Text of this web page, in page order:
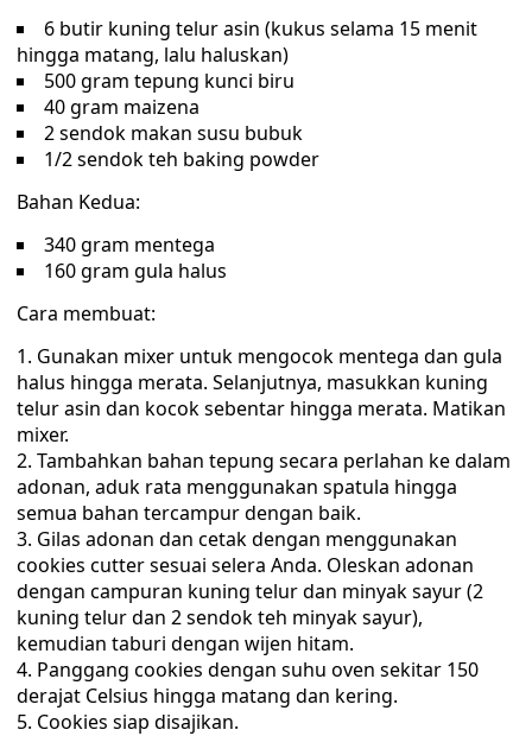
6 butir kuning telur asin (kukus selama 15 menit
hingga matang, lalu haluskan)
500 gram tepung kunci biru
40 gram maizena
2 sendok makan susu bubuk
1/2 sendok teh baking powder
Bahan Kedua:
340 gram mentega
160 gram gula halus
Cara membuat:
Gunakan mixer untuk mengocok mentega dan gula
halus hingga merata. Selanjutnya, masukkan kuning
telur asin dan kocok sebentar hingga merata. Matikan
mixer.
Tambahkan bahan tepung secara perlahan ke dalam
adonan, aduk rata menggunakan spatula hingga
semua bahan tercampur dengan baik.
Gilas adonan dan cetak dengan menggunakan
cookies cutter sesuai selera Anda. Oleskan adonan
dengan campuran kuning telur dan minyak sayur (2
kuning telur dan 2 sendok teh minyak sayur),
kemudian taburi dengan wijen hitam.
Panggang cookies dengan suhu oven sekitar 150
derajat Celsius hingga matang dan kering.
Cookies siap disajikan.